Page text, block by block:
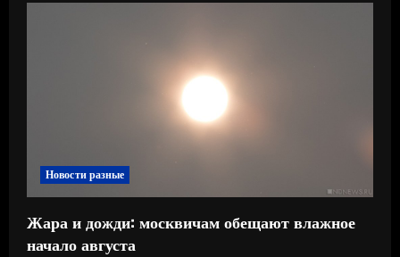
Новости разные
Жара и дожди: москвичам обещают влажное
начало августа